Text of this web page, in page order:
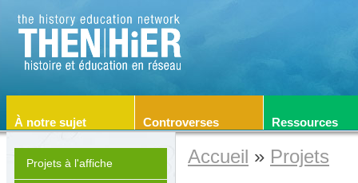
À notre sujet Controverses Ressources
Accueil » Projets
Projets à l'affiche